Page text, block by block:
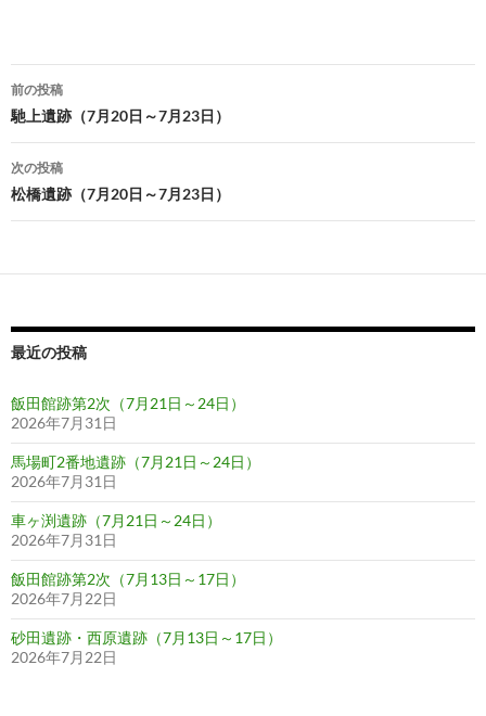
投
稿
ナ
ビ
ゲ
ー
ョ
前の投稿
馳上遺跡（7月20日～7月23日）
次の投稿
松橋遺跡（7月20日～7月23日）
最近の投稿
飯田館跡第2次（7月21日～24日）
2026年7月31日
馬場町2番地遺跡（7月21日～24日）
2026年7月31日
車ヶ渕遺跡（7月21日～24日）
2026年7月31日
飯田館跡第2次（7月13日～17日）
2026年7月22日
砂田遺跡・西原遺跡（7月13日～17日）
2026年7月22日